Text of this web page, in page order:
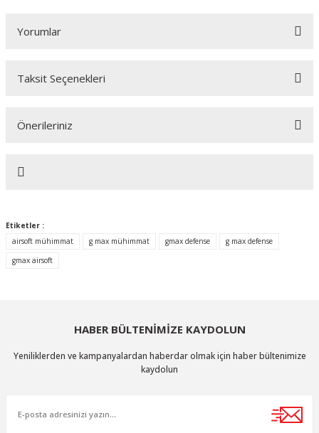
Yorumlar
Taksit Seçenekleri
Önerileriniz
yetersiz gördüğünüz noktaları öneri formunu kullanarak tarafımıza
Ürün resmi kalitesiz, bozuk veya görüntülenemiyor.
Ürün açıklamasında eksik bilgiler bulunuyor.
Bu ürüne benzer farklı alternatifler olmalı.
Etiketler :
airsoft mühimmat
g max mühimmat gmax defense
g max defense
gmax airsoft
HABER BÜLTENİMİZE KAYDOLUN
Yeniliklerden ve kampanyalardan haberdar olmak için haber bültenimize
kaydolun